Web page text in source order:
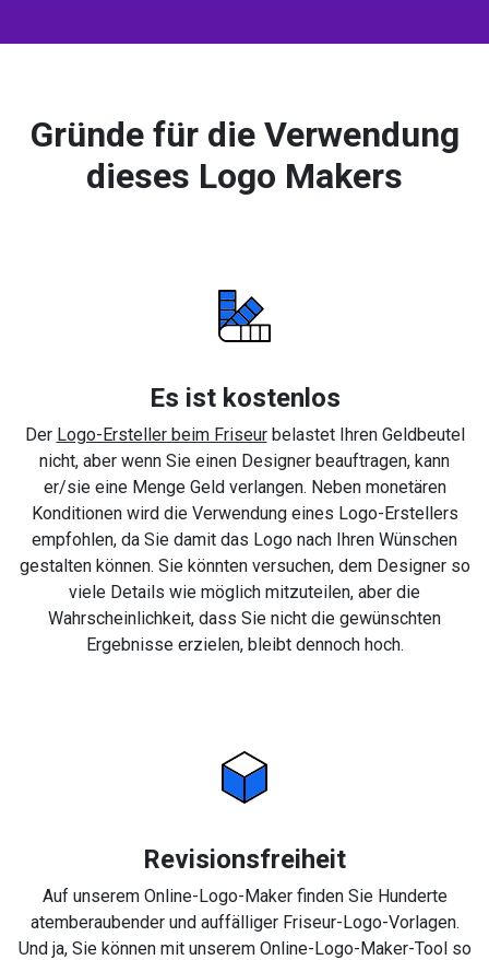
Gründe für die Verwendung
dieses Logo Makers
Es ist kostenlos
Der Logo-Ersteller beim Friseurbelastet Ihren Geldbeutel
nicht, aber wenn Sie einen Designer beauftragen, kann
er/sie eine Menge Geld verlangen. Neben monetären
Konditionen wird die Verwendung eines Logo-Erstellers
empfohlen, da Sie damit das Logo nach Ihren Wünschen
gestalten können. Sie könnten versuchen, dem Designer so
viele Details wie möglich mitzuteilen, aber die
Wahrscheinlichkeit, dass Sie nicht die gewünschten
Ergebnisse erzielen, bleibt dennoch hoch.
Revisionsfreiheit
Auf unserem Online-Logo-Maker finden Sie Hunderte
atemberaubender und auffälliger Friseur-Logo-Vorlagen.
Und ja, Sie können mit unserem Online-Logo-Maker-Tool so